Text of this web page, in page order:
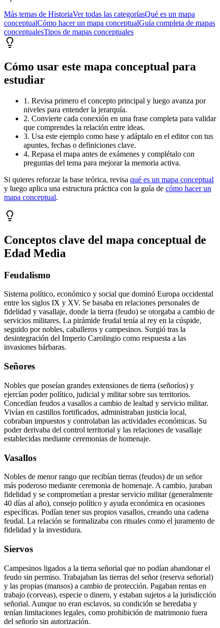
Más temas de HistoriaVer todas las categoríasQué es un mapa
conceptualCómo hacer un mapa conceptualGuía completa de mapas
conceptualesTipos de mapas conceptuales
Cómo usar este mapa conceptual para
estudiar
1. Revisa primero el concepto principal y luego avanza por
niveles para entender la jerarquía.
2. Convierte cada conexión en una frase completa para validar
que comprendes la relación entre ideas.
3. Usa este ejemplo como base y adáptalo en el editor con tus
apuntes, fechas o definiciones clave.
4. Repasa el mapa antes de exámenes y complétalo con
preguntas del tema para mejorar la memoria activa.
Si quieres reforzar la base teórica, revisa qué es un mapa conceptual
y luego aplica una estructura práctica con la guía de cómo hacer un
mapa conceptual.
Conceptos clave del mapa conceptual de
Edad Media
Feudalismo
Sistema político, económico y social que dominó Europa occidental
entre los siglos IX y XV. Se basaba en relaciones personales de
fidelidad y vasallaje, donde la tierra (feudo) se otorgaba a cambio de
servicios militares. La pirámide feudal tenía al rey en la cúspide,
seguido por nobles, caballeros y campesinos. Surgió tras la
desintegración del Imperio Carolingio como respuesta a las
invasiones bárbaras.
Señores
Nobles que poseían grandes extensiones de tierra (señoríos) y
ejercían poder político, judicial y militar sobre sus territorios.
Concedían feudos a vasallos a cambio de lealtad y servicio militar.
Vivían en castillos fortificados, administraban justicia local,
cobraban impuestos y controlaban las actividades económicas. Su
poder derivaba del control territorial y las relaciones de vasallaje
establecidas mediante ceremonias de homenaje.
Vasallos
Nobles de menor rango que recibían tierras (feudos) de un señor
más poderoso mediante ceremonia de homenaje. A cambio, juraban
fidelidad y se comprometían a prestar servicio militar (generalmente
40 días al año), consejo político y ayuda económica en ocasiones
específicas. Podían tener sus propios vasallos, creando una cadena
feudal. La relación se formalizaba con rituales como el juramento de
fidelidad y la investidura.
Siervos
Campesinos ligados a la tierra señorial que no podían abandonar el
feudo sin permiso. Trabajaban las tierras del señor (reserva señorial)
y las propias (mansos) a cambio de protección. Pagaban rentas en
trabajo (corveas), especie o dinero, y estaban sujetos a la jurisdicción
señorial. Aunque no eran esclavos, su condición se heredaba y
tenían limitaciones legales, como prohibición de matrimonio fuera
del señorío sin autorización.